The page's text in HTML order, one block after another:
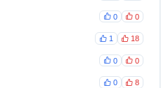
0 0
1 18
0 0
0 8